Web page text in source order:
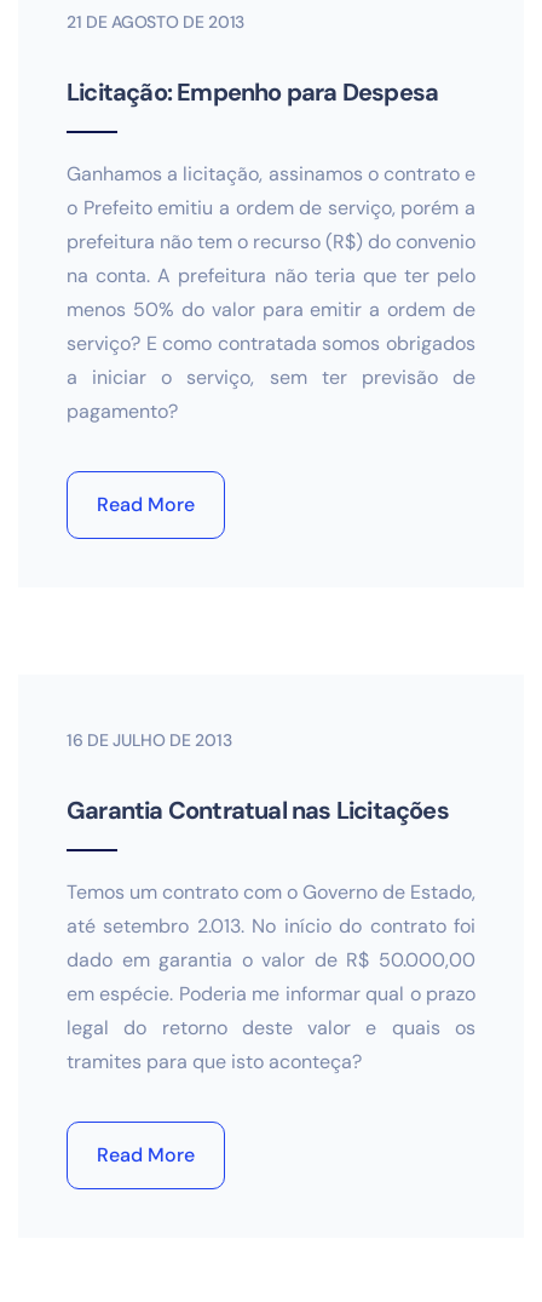
21 DE AGOSTO DE 2013
Licitação: Empenho para Despesa
Ganhamos a licitação, assinamos o contrato e
o Prefeito emitiu a ordem de serviço, porém a
prefeitura não tem o recurso (R$) do convenio
na conta. A prefeitura não teria que ter pelo
menos 50% do valor para emitir a ordem de
serviço? E como contratada somos obrigados
a iniciar o serviço, sem ter previsão de
pagamento?
Read More
16 DE JULHO DE 2013
Garantia Contratual nas Licitações
Temos um contrato com o Governo de Estado,
até setembro 2.013. No início do contrato foi
dado em garantia o valor de R$ 50.000,00
em espécie. Poderia me informar qual o prazo
legal do retorno deste valor e quais os
tramites para que isto aconteça?
Read More